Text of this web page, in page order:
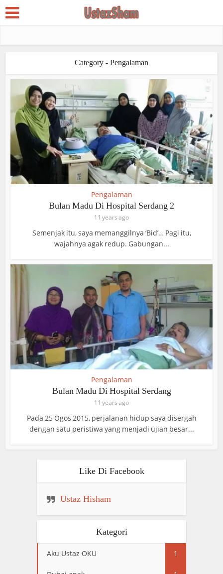
Category - Pengalaman
Pengalaman
Bulan Madu Di Hospital Serdang 2
11 years ago
Semenjak itu, saya memanggilnya ‘Bid’… Pagi itu,
wajahnya agak redup. Gabungan...
Pengalaman
Bulan Madu Di Hospital Serdang
11 years ago
Pada 25 Ogos 2015, perjalanan hidup saya disergah
dengan satu peristiwa yang menjadi ujian besar...
Like Di Facebook
Ustaz Hisham
Kategori
Aku Ustaz OKU 1